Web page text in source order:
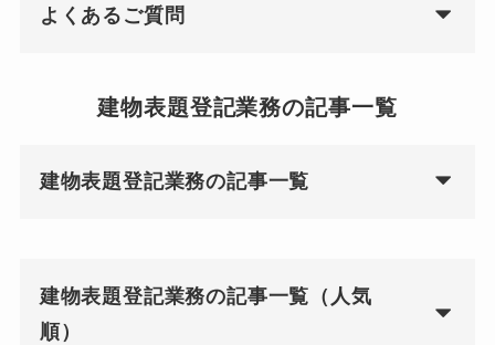
よくあるご質問
建物表題登記業務の記事一覧
建物表題登記業務の記事一覧
建物表題登記業務の記事一覧（人気
順）